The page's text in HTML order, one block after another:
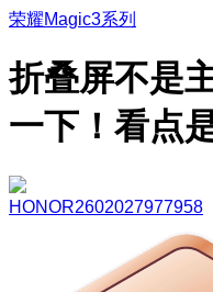
荣耀Magic3系列
折叠屏不是
一下！看点
HONOR2602027977958